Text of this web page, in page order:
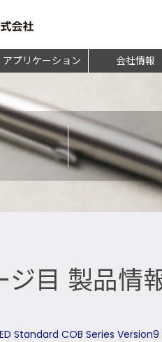
アプリケーション 会社情報
ジ目 製品情報
Standard COB Series Version9